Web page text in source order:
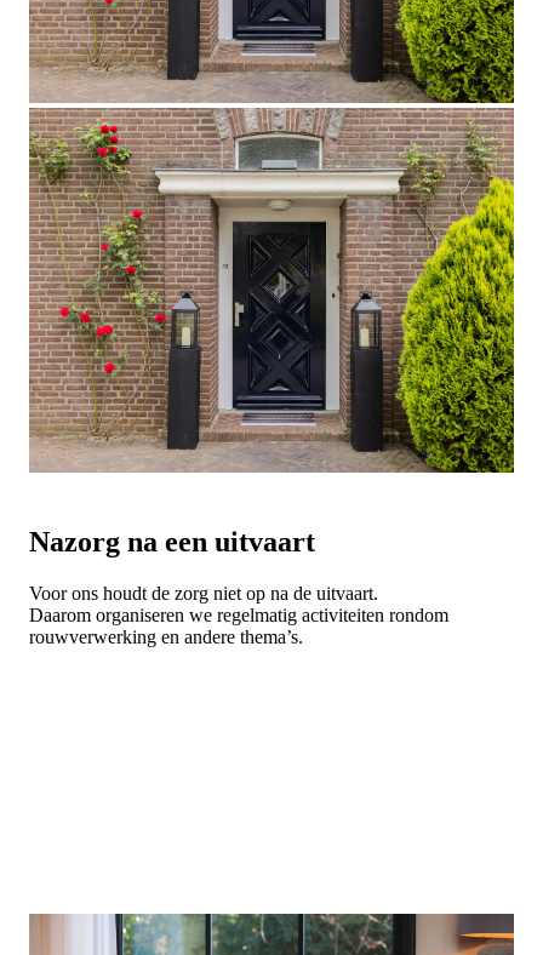
Nazorg na een uitvaart
Voor ons houdt de zorg niet op na de uitvaart.
Daarom organiseren we regelmatig activiteiten rondom
rouwverwerking en andere thema’s.